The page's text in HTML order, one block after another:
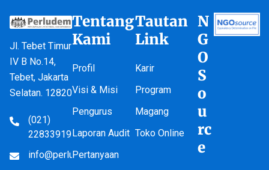
Jl. Tebet Timur
IV B No.14,
Tebet, Jakarta
Selatan. 12820
(021)
22833919
info@perludem.or.id
Tentang
Kami
Profil
Visi & Misi
Pengurus
Laporan Audit
Pertanyaan
Tautan
Link
Karir
Program
Magang
Toko Online
N
G
O
S
o
u
rc
e